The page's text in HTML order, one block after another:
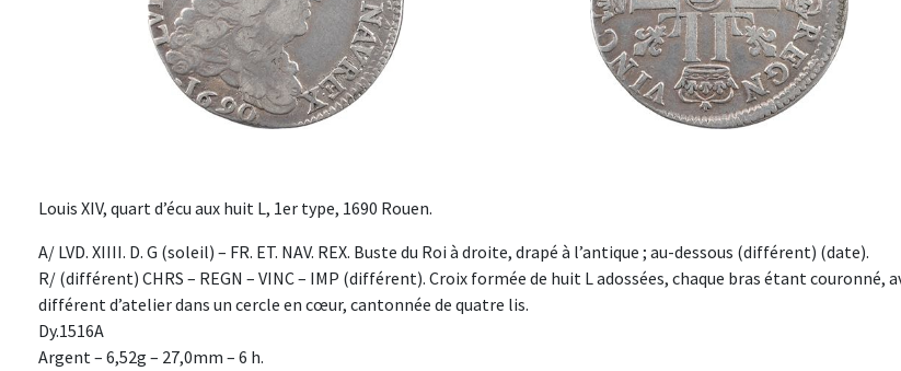
Louis XIV, quart d’écu aux huit L, 1er type, 1690 Rouen.
A/ LVD. XIIII. D. G (soleil) – FR. ET. NAV. REX. Buste du Roi à droite, drapé à l’antique ; au-dessous (différent) (date).
R/ (différent) CHRS – REGN – VINC – IMP (différent). Croix formée de huit L adossées, chaque bras étant couronné,
différent d’atelier dans un cercle en cœur, cantonnée de quatre lis.
Dy.1516A
Argent – 6,52g – 27,0mm – 6 h.